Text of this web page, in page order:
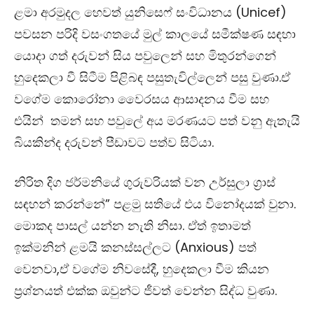
ළමා අරමුදල හෙවත් යුනිසෙෆ් සංවිධානය (Unicef)
පවසන පරිදි වසංගතයේ මුල් කාලයේ සමීක්ෂණ සඳහා
යොදා ගත් දරුවන් සිය පවුලෙන් සහ මිතුරන්ගෙන්
හුදෙකලා වී සිටීම පිළිබඳ පසුතැවිල්ලෙන් පසු වුණා.ඒ
වගේම කොරෝනා වෛරසය ආසාදනය වීම සහ
එයින් තමන් සහ පවුලේ අය මරණයට පත් වනු ඇතැයි
බියකින්ද දරුවන් පීඩාවට පත්ව සිටියා.
නිරිත දිග ජර්මනියේ ගුරුවරියක් වන උර්සුලා ග්‍රාස්
සඳහන් කරන්නේ” පළමු සතියේ එය විනෝදයක් වුනා.
මොකද පාසල් යන්න නැති නිසා. ඒත් ඉතාමත්
ඉක්මනින් ළමයි කනස්සල්ලට (Anxious) පත්
වෙනවා,ඒ වගේම නිවසේදී, හුදෙකලා වීම කියන
ප්‍රශ්නයත් එක්ක ඔවුන්ට ජීවත් වෙන්න සිද්ධ වුණා.